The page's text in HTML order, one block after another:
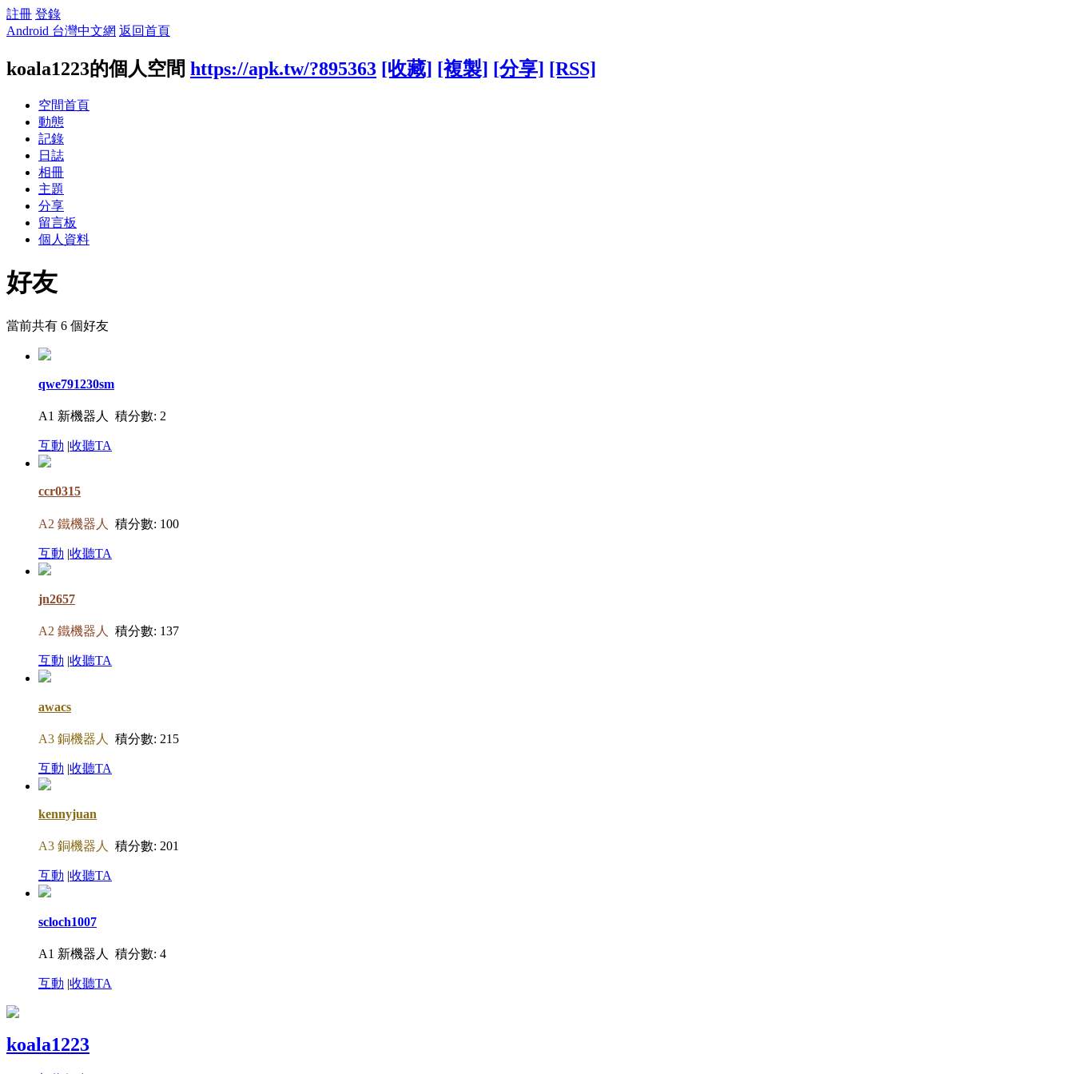
註冊 登錄
Android 台灣中文網 返回首頁
koala1223的個人空間 https://apk.tw/?895363 [收藏] [複製] [分享] [RSS]
空間首頁
動態
記錄
日誌
相冊
主題
分享
留言板
個人資料
好友
當前共有 6 個好友
qwe791230sm
A1 新機器人 積分數: 2
互動 |收聽TA
ccr0315
A2 鐵機器人 積分數: 100
互動 |收聽TA
jn2657
A2 鐵機器人 積分數: 137
互動 |收聽TA
awacs
A3 銅機器人 積分數: 215
互動 |收聽TA
kennyjuan
A3 銅機器人 積分數: 201
互動 |收聽TA
scloch1007
A1 新機器人 積分數: 4
互動 |收聽TA
koala1223